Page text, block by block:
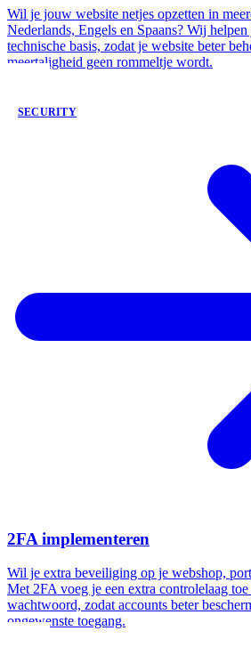
Wil je jouw website netjes opzetten in
Nederlands, Engels en Spaans? Wij
technische basis, zodat je website beter
meertaligheid geen rommeltje wordt.
SECURITY
2FA implementeren
Wil je extra beveiliging op je webshop,
Met 2FA voeg je een extra controlelaag
wachtwoord, zodat accounts beter
ongewenste toegang.